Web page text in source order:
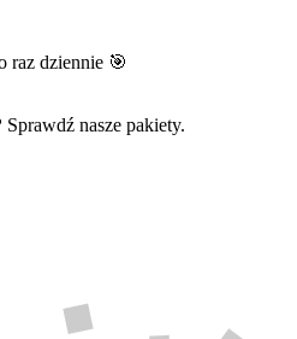
raz dziennie 🎯
Sprawdź nasze pakiety.